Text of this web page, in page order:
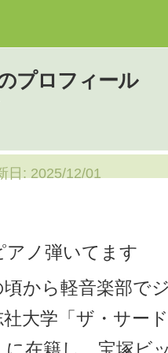
プロフィール
日: 2025/12/01
アノ弾いてます
頃から軽音楽部で
大学「ザ・サー